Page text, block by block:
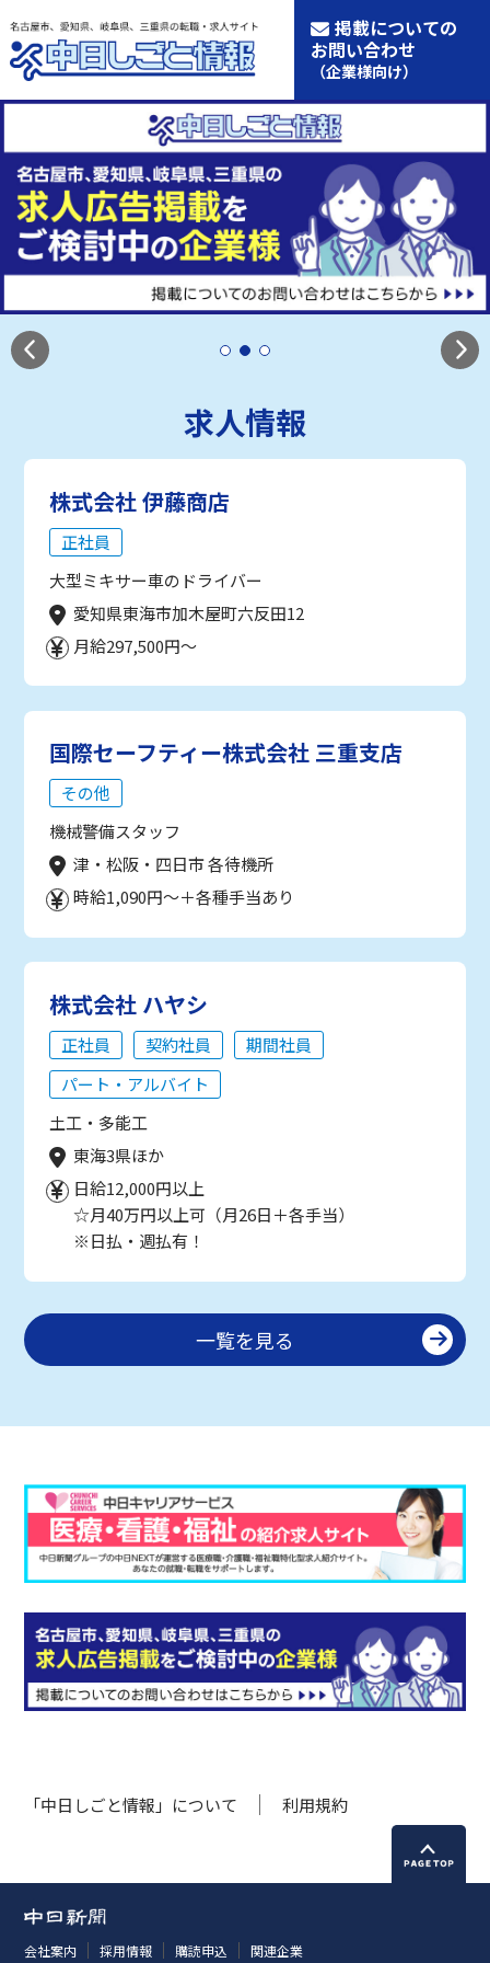
掲載についての
お問い合わせ
（企業様向け）
求人情報
株式会社 伊藤商店
正社員
大型ミキサー車のドライバー
愛知県東海市加木屋町六反田12
月給297,500円～
国際セーフティー株式会社 三重支店
その他
機械警備スタッフ
津・松阪・四日市 各待機所
時給1,090円～＋各種手当あり
株式会社 ハヤシ
正社員 契約社員
期間社員
パート・アルバイト
土工・多能工
東海3県ほか
日給12,000円以上
☆月40万円以上可（月26日＋各手当）
※日払・週払有！
一覧を見る
「中日しごと情報」について 利用規約
会社案内 採用情報 購読申込 関連企業